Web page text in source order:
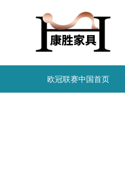
欧冠联赛中国首页